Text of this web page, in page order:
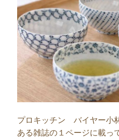
プロキッチン バイヤー小
ある雑誌の１ページに載っ